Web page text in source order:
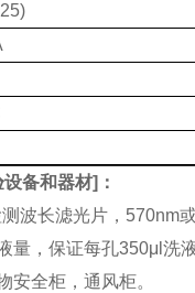
备和器材]：
波长滤光片，570nm
量，保证每孔350μl洗
安全柜，通风柜。